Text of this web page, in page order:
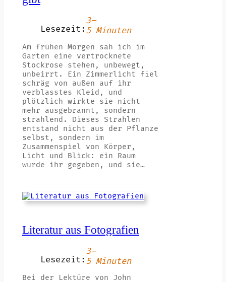
Lesezeit:
3–
5 Minuten
Am frühen Morgen sah ich im
Garten eine vertrocknete
Stockrose stehen, unbewegt,
unbeirrt. Ein Zimmerlicht fiel
schräg von außen auf ihr
verblasstes Kleid, und
plötzlich wirkte sie nicht
mehr ausgebrannt, sondern
strahlend. Dieses Strahlen
entstand nicht aus der Pflanze
selbst, sondern im
Zusammenspiel von Körper,
Licht und Blick: ein Raum
wurde ihr gegeben, und sie…
Literatur aus Fotografien
Lesezeit:
3–
5 Minuten
Bei der Lektüre von John